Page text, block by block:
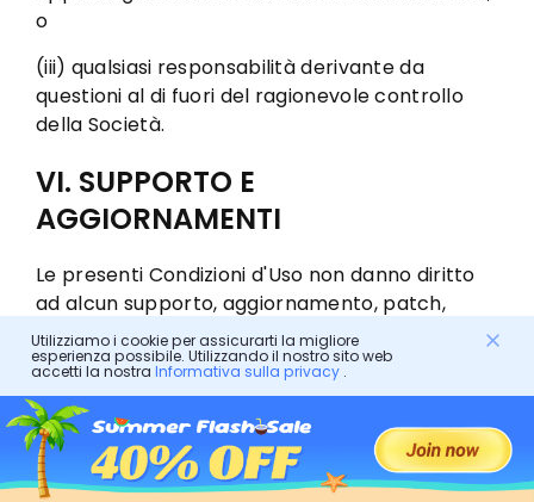
o
(iii) qualsiasi responsabilità derivante da
questioni al di fuori del ragionevole controllo
della Società.
VI. SUPPORTO E
AGGIORNAMENTI
Le presenti Condizioni d'Uso non danno diritto
ad alcun supporto, aggiornamento, patch,
miglioramento o correzione per alcuna parte
dei Servizi o dei Contenuti (collettivamente,
"Supporto"). La Società deciderà a sua esclusiva
discrezione se rendere disponibile o meno tale
Supporto e, una volta reso disponibile, tale
Supporto diventerà parte dei Servizi e soggetto
Utilizziamo i cookie per assicurarti la migliore
esperienza possibile. Utilizzando il nostro sito web
accetti la nostra Informativa sulla privacy.